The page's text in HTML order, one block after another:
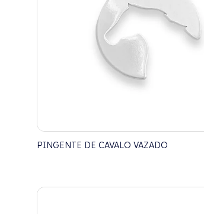
PINGENTE DE CAVALO VAZADO